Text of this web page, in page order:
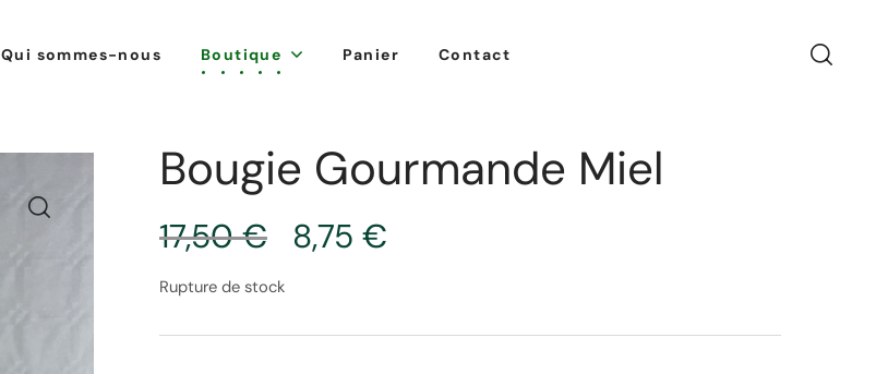
Qui sommes-nous Boutique Panier Contact
Bougie Gourmande Miel
17,50€ 8,75 €
Rupture de stock